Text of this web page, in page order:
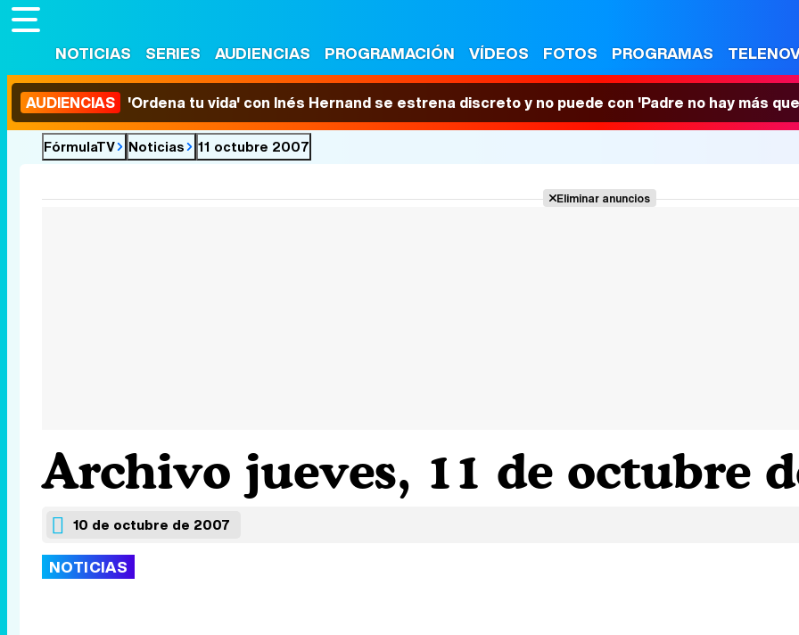
NOTICIAS SERIES AUDIENCIAS PROGRAMACIÓN VÍDEOS FOTOS PROGRAMAS
AUDIENCIAS 'Ordena tu vida' con Inés Hernand se estrena discreto y no puede con 'Padre no hay más
FórmulaTV Noticias 11 octubre 2007
Eliminar anuncios
Archivo jueves, 11 de octubre
10 de octubre de 2007
NOTICIAS